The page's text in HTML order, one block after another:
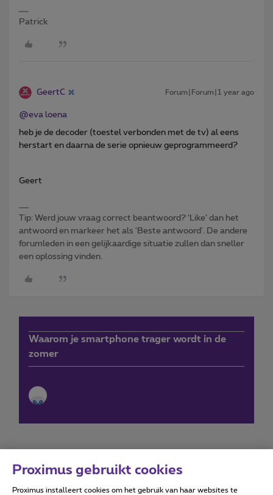
Patrick
GeertC Forum|Forum|1 year ago
@eva loena
heb je de decoder (toestel verbonden met de tv) al eens
herstart en daarna de serie opnieuw geprogrammeerd?
Geert
Tip: Werd jouw vraag correct beantwoord? ‘Like’ dan het
antwoord en markeer het als 'Beste antwoord'. De andere
forumleden in een gelijkaardige situatie zullen dan sneller
een oplossing vinden.
Waarom je smartphone trager wordt in de
zomer
Proximus gebruikt cookies
Proximus installeert cookies om het gebruik van haar websites te